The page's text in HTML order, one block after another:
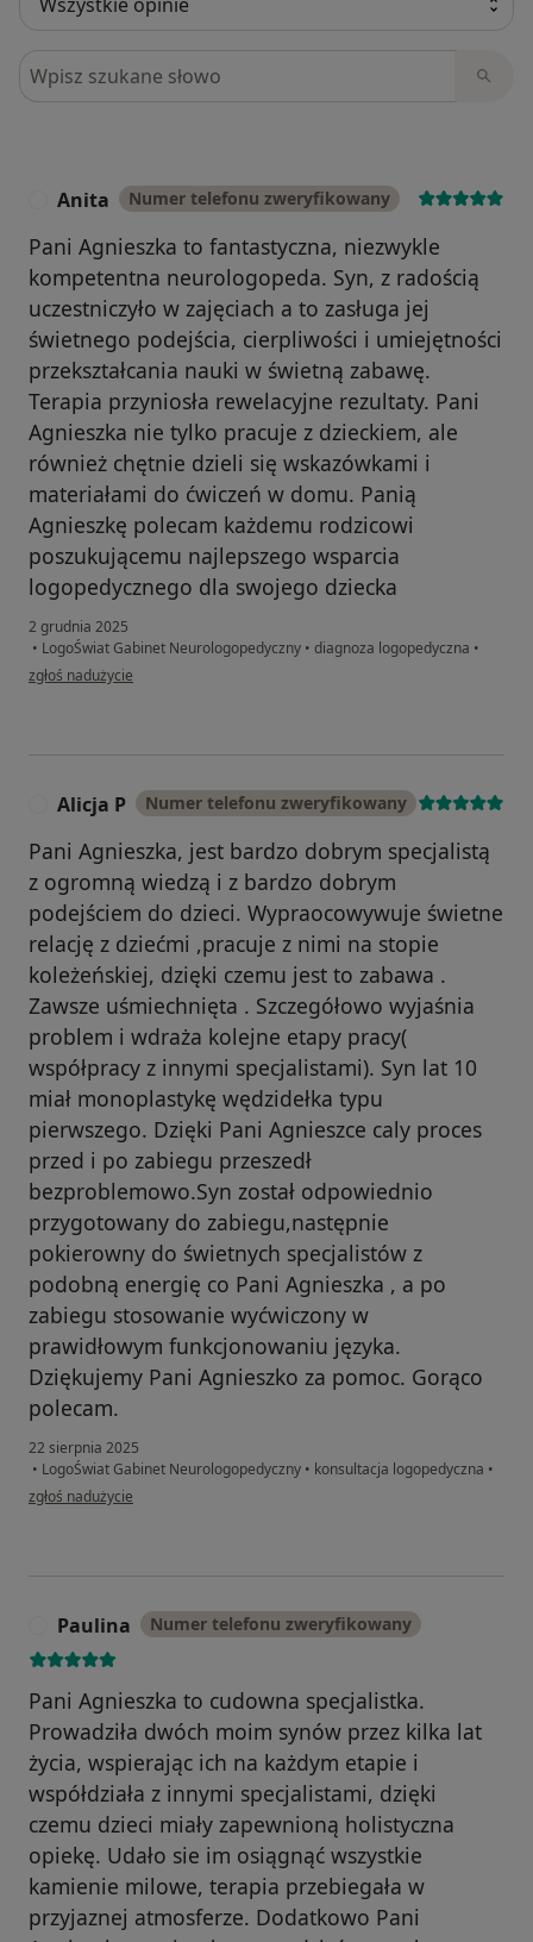
Szukaj w opiniach
Anita Numer telefonu zweryfikowany
Pani Agnieszka to fantastyczna, niezwykle
kompetentna neurologopeda. Syn, z radością
uczestniczyło w zajęciach a to zasługa jej
świetnego podejścia, cierpliwości i umiejętności
przekształcania nauki w świetną zabawę.
Terapia przyniosła rewelacyjne rezultaty. Pani
Agnieszka nie tylko pracuje z dzieckiem, ale
również chętnie dzieli się wskazówkami i
materiałami do ćwiczeń w domu. Panią
Agnieszkę polecam każdemu rodzicowi
poszukującemu najlepszego wsparcia
logopedycznego dla swojego dziecka
2 grudnia 2025
• LogoŚwiat Gabinet Neurologopedyczny • diagnoza logopedyczna •
w opinii użytkownika Anita
zgłoś nadużycie
Alicja P Numer telefonu zweryfikowany
Pani Agnieszka, jest bardzo dobrym specjalistą
z ogromną wiedzą i z bardzo dobrym
podejściem do dzieci. Wypraocowywuje świetne
relację z dziećmi ,pracuje z nimi na stopie
koleżeńskiej, dzięki czemu jest to zabawa .
Zawsze uśmiechnięta . Szczegółowo wyjaśnia
problem i wdraża kolejne etapy pracy(
współpracy z innymi specjalistami). Syn lat 10
miał monoplastykę wędzidełka typu
pierwszego. Dzięki Pani Agnieszce caly proces
przed i po zabiegu przeszedł
bezproblemowo.Syn został odpowiednio
przygotowany do zabiegu,następnie
pokierowny do świetnych specjalistów z
podobną energię co Pani Agnieszka , a po
zabiegu stosowanie wyćwiczony w
prawidłowym funkcjonowaniu języka.
Dziękujemy Pani Agnieszko za pomoc. Gorąco
polecam.
22 sierpnia 2025
• LogoŚwiat Gabinet Neurologopedyczny • konsultacja logopedyczna •
w opinii użytkownika Alicja P
zgłoś nadużycie
Paulina Numer telefonu zweryfikowany
Pani Agnieszka to cudowna specjalistka.
Prowadziła dwóch moim synów przez kilka lat
życia, wspierając ich na każdym etapie i
współdziała z innymi specjalistami, dzięki
czemu dzieci miały zapewnioną holistyczna
opiekę. Udało sie im osiągnąć wszystkie
kamienie milowe, terapia przebiegała w
przyjaznej atmosferze. Dodatkowo Pani